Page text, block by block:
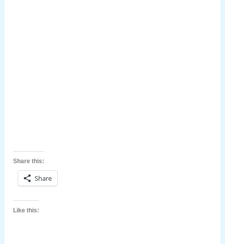
Share this:
Share
Like this: